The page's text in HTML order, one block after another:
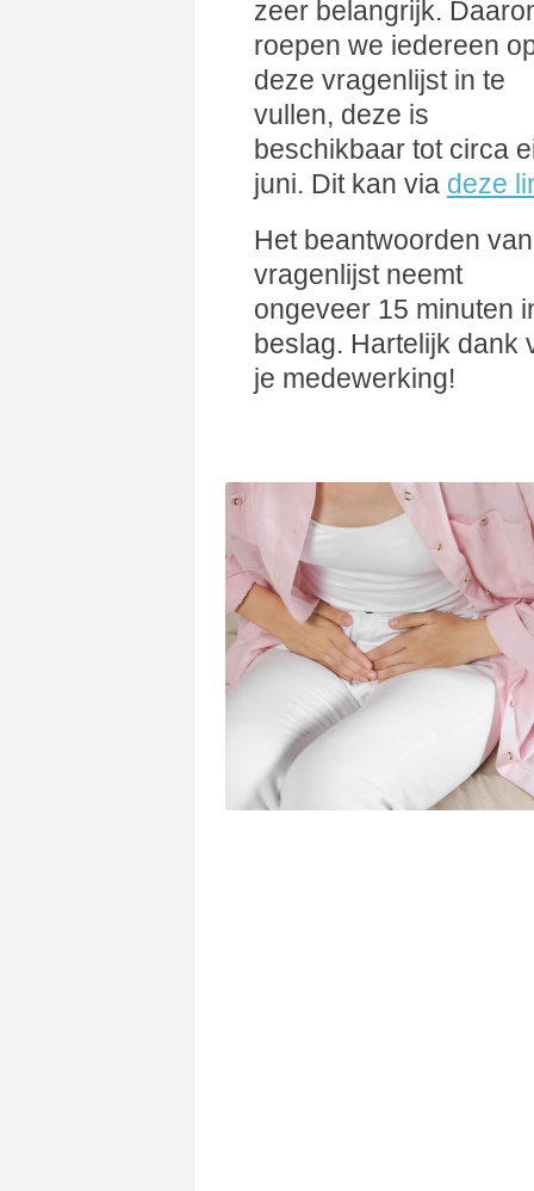
zeer belangrijk.
roepen we iedereen
deze vragenlijst in te
vullen, deze is
beschikbaar tot circa
juni. Dit kan via deze
Het beantwoorden
vragenlijst neemt
ongeveer 15 minuten
beslag. Hartelijk dank
je medewerking!